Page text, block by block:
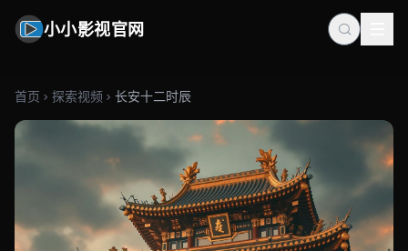
小小影视官网
首页 探索视频 长安十二时辰